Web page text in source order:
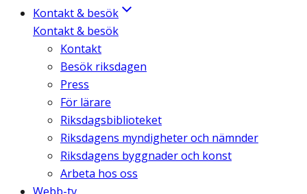
Kontakt & besök
Kontakt & besök
Kontakt
Besök riksdagen
Press
För lärare
Riksdagsbiblioteket
Riksdagens myndigheter och nämnder
Riksdagens byggnader och konst
Arbeta hos oss